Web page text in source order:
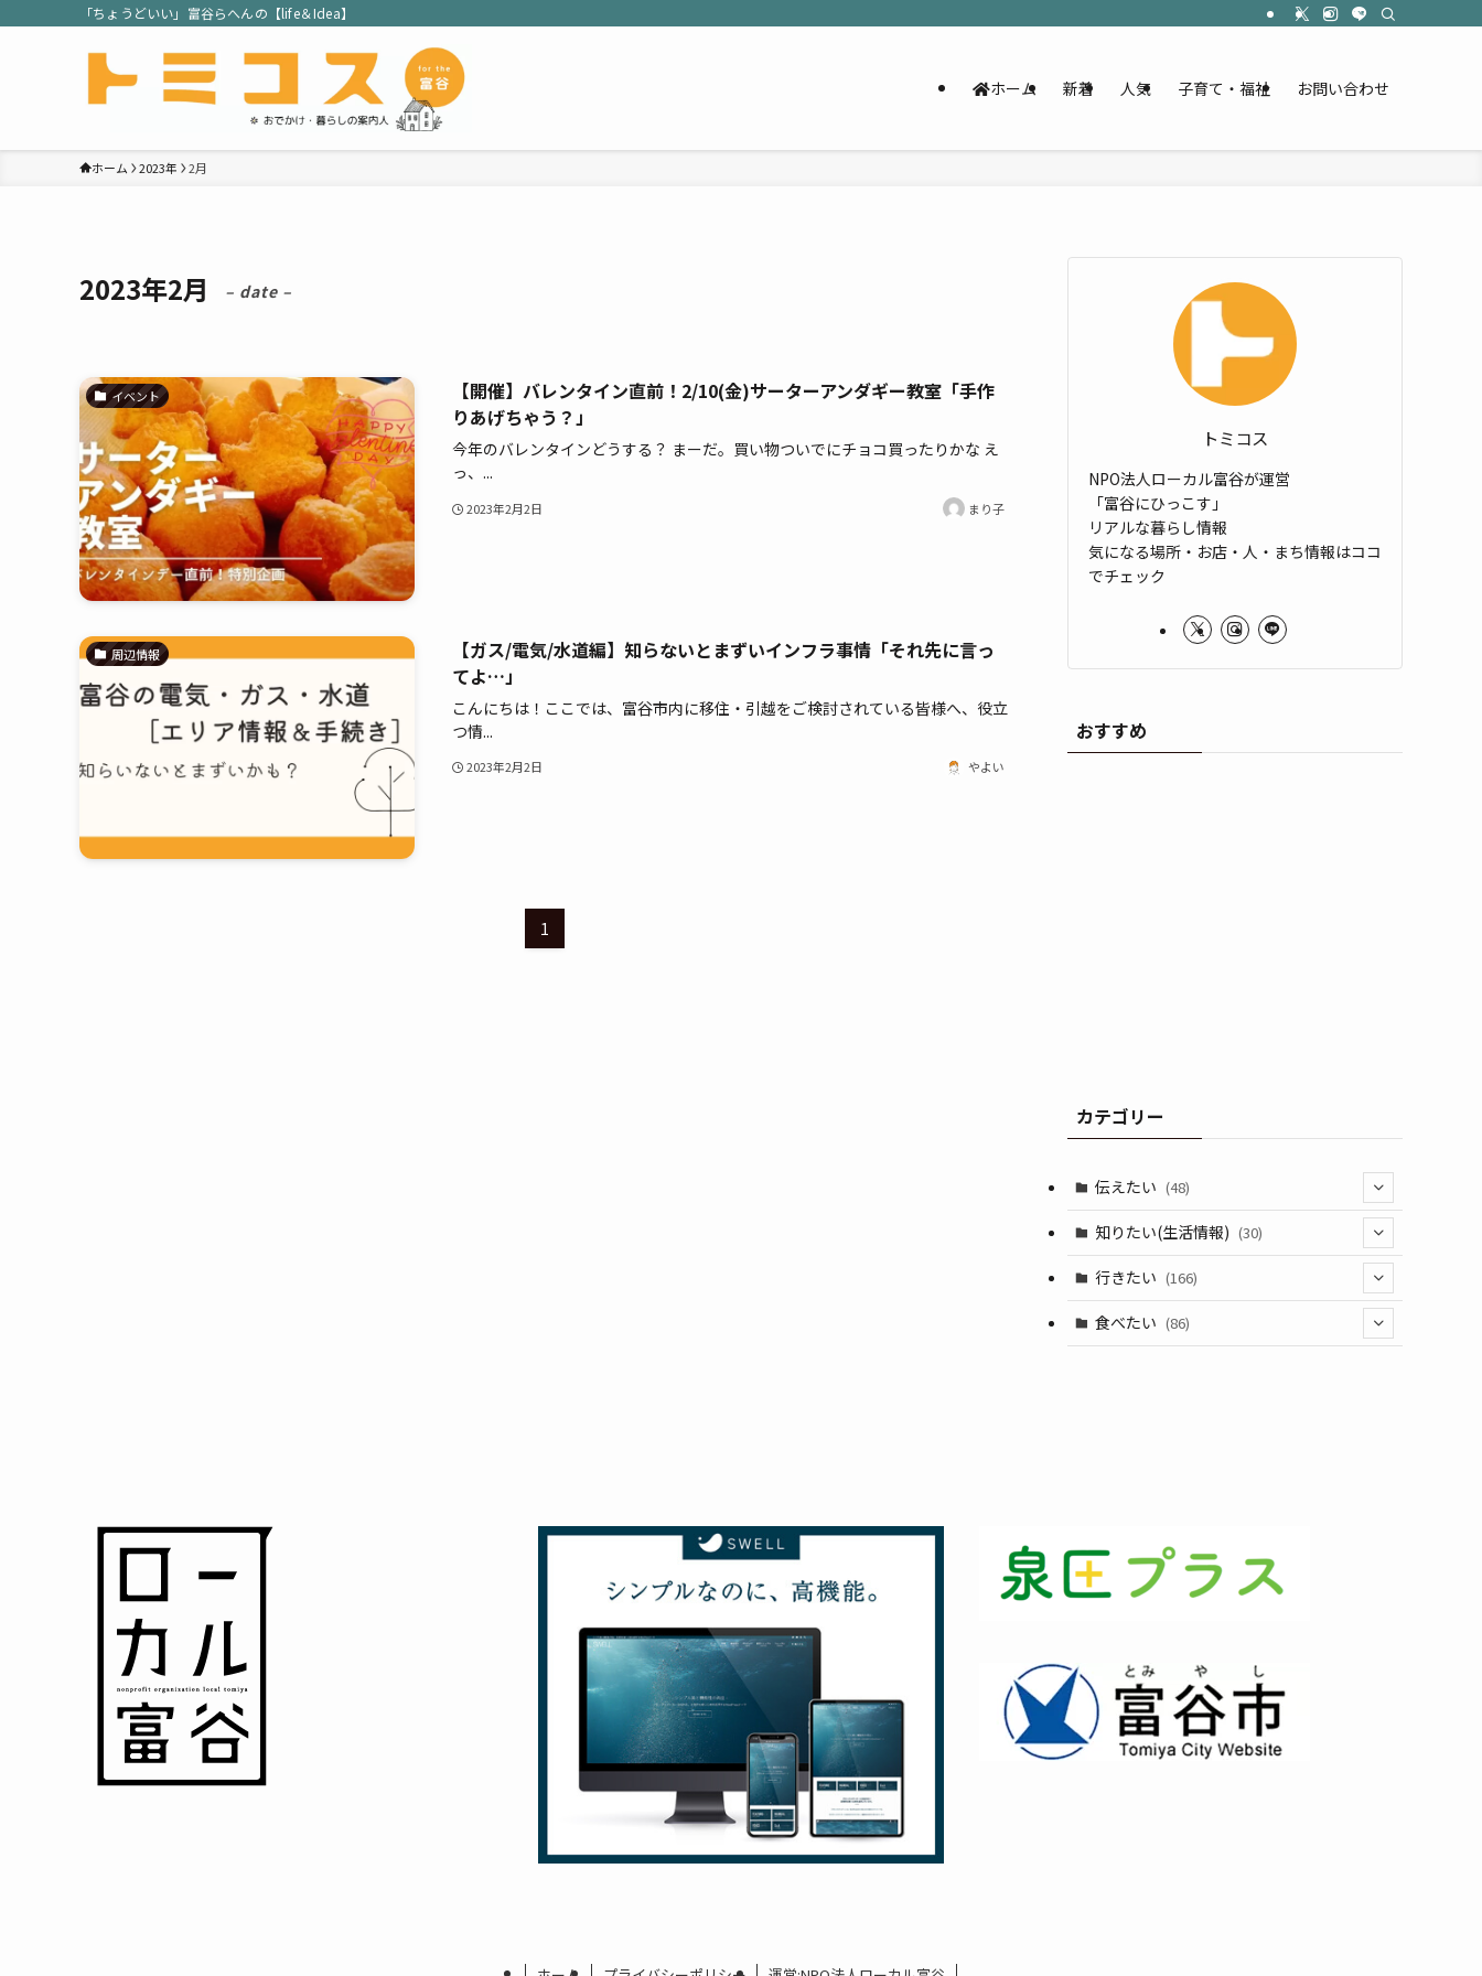
「ちょうどいい」富谷らへんの【life＆Idea】
ホーム 新着 人気 子育て・福祉 お問い合わせ
ホーム 2023年 2月
2023年2月 – date –
イベント
【開催】バレンタイン直前！2/10(金)サーターアンダギー教室「手作
りあげちゃう？」
今年のバレンタインどうする？ まーだ。買い物ついでにチョコ買ったりかな え
っ、...
2023年2月2日 まり子
周辺情報
【ガス/電気/水道編】知らないとまずいインフラ事情「それ先に言っ
てよ…」
こんにちは！ここでは、富谷市内に移住・引越をご検討されている皆様へ、役立
つ情...
2023年2月2日 やよい
1
トミコス
NPO法人ローカル富谷が運営
「富谷にひっこす」
リアルな暮らし情報
気になる場所・お店・人・まち情報はココ
でチェック
おすすめ
カテゴリー
伝えたい (48)
(44)
(1)
知りたい(生活情報) (30)
(10)
(11)
行きたい (166)
(18)
食べたい (86)